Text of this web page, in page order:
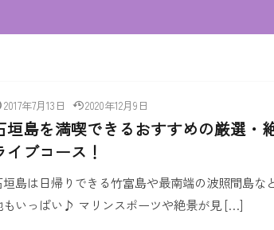
2017年7月13日 2020年12月9日
垣島を満喫できるおすすめの厳選・
イブコース！
垣島は日帰りできる竹富島や最南端の波照間島な
もいっぱい♪ マリンスポーツや絶景が見 […]